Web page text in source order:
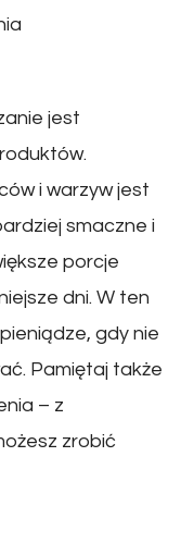
jest
i warzyw jest
smaczne i
porcje
dni. W ten
gdy nie
Pamiętaj także
– z
zrobić